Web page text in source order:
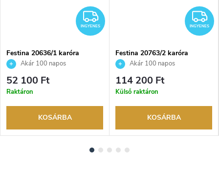
INGYENES
INGYENES
Festina 20636/1 karóra
Akár 100 napos
visszaküldési lehetőség. Hivatalos
márkakereskedő.
52 100 Ft
Raktáron
KOSÁRBA
INGYENES
Festina 20763/2 karóra
Akár 100 napos
visszaküldési lehetőség. Hivatalos
márkakereskedő.
114 200 Ft
Külső raktáron
KOSÁRBA